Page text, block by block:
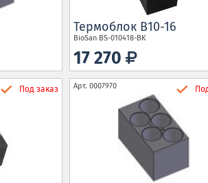
Термоблок B10-16
BioSan BS-010418-BK
17 270
Под заказ Арт. 0007970